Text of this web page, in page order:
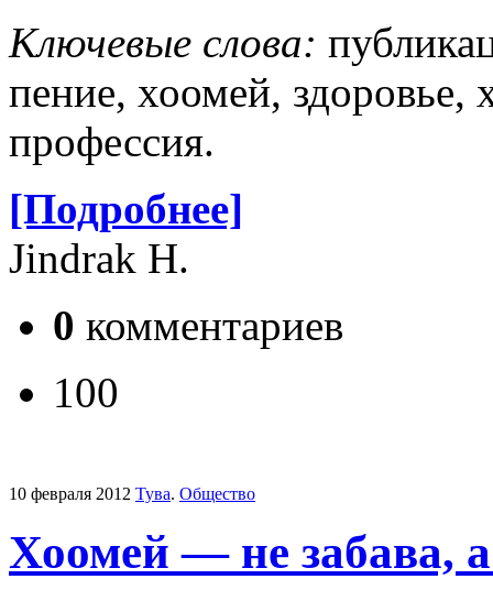
Ключевые слова:
пение, хоомей,
профессия.
[Подробнее]
Jindrak H.
0 комментариев
100
10 февраля 2012 Тува. Общество
Хоомей — не забава,